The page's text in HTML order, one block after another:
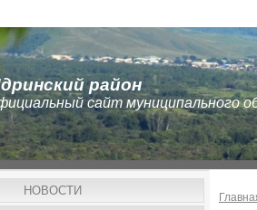
район
сайт муниципального
НОВОСТИ